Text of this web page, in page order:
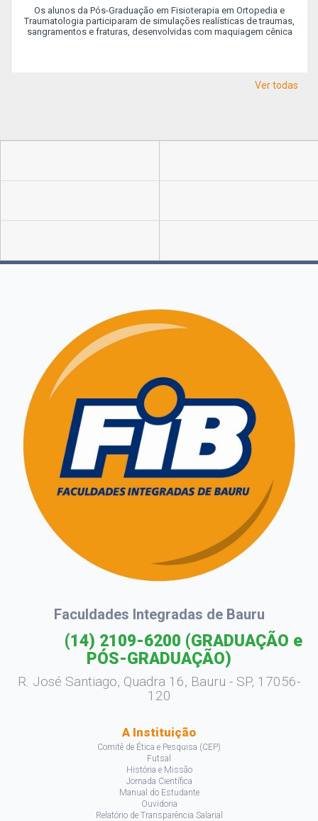
Os alunos da Pós-Graduação em Fisioterapia em Ortopedia e
Traumatologia participaram de simulações realísticas de traumas,
sangramentos e fraturas, desenvolvidas com maquiagem cênica
Ver todas
Faculdades Integradas de Bauru
(14) 2109-6200 (GRADUAÇÃO e
PÓS-GRADUAÇÃO)
R. José Santiago, Quadra 16, Bauru - SP, 17056-
120
A Instituição
Comitê de Ética e Pesquisa (CEP)
Futsal
História e Missão
Jornada Científica
Manual do Estudante
Ouvidoria
Relatório de Transparência Salarial